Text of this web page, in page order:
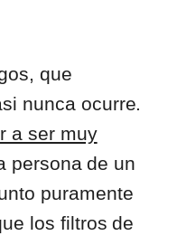
que
nunca ocurre.
a ser muy
persona de un
puramente
los filtros de